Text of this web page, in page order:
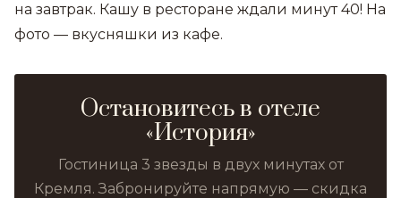
на завтрак. Кашу в ресторане ждали минут 40! На
фото — вкусняшки из кафе.
Остановитесь в отеле
«История»
Гостиница 3 звезды в двух минутах от
Кремля. Забронируйте напрямую — скидка